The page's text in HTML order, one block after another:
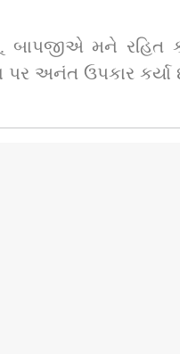
બાપજીએ મને રહિત
પર અનંત ઉપકાર